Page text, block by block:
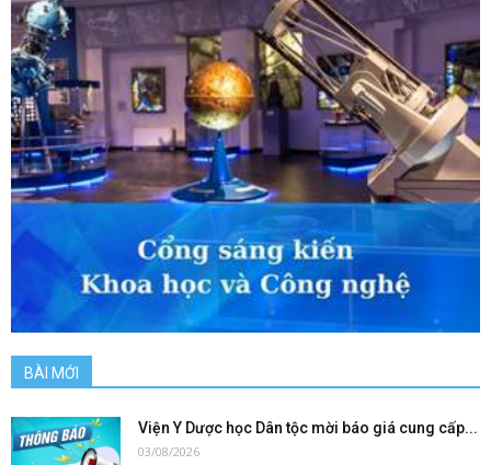
BÀI MỚI
Viện Y Dược học Dân tộc mời báo giá cung cấp...
03/08/2026